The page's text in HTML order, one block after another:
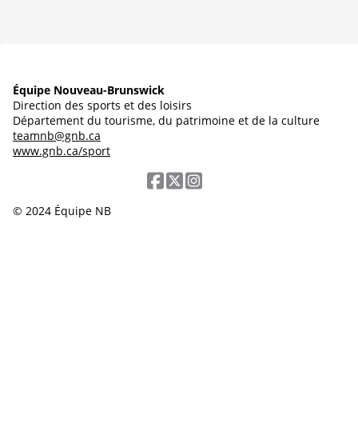
Équipe Nouveau-Brunswick
Direction des sports et des loisirs
Département du tourisme, du patrimoine et de la culture
teamnb@gnb.ca
www.gnb.ca/sport
© 2024 Équipe NB